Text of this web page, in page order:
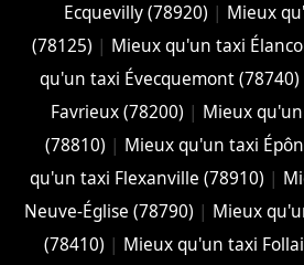
Ecquevilly (78920) | Mieux
(78125) | Mieux qu'un taxi
qu'un taxi Évecquemont (78740)
Favrieux (78200) | Mieux
(78810) | Mieux qu'un taxi
qu'un taxi Flexanville (78910) |
Neuve-Église (78790) | Mieux
(78410) | Mieux qu'un taxi